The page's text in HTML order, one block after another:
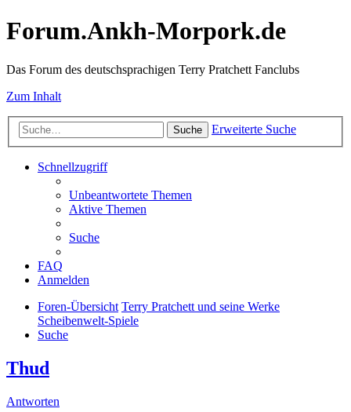
Forum.Ankh-Morpork.de
Das Forum des deutschsprachigen Terry Pratchett Fanclubs
Zum Inhalt
Suche Erweiterte Suche
Schnellzugriff
Unbeantwortete Themen
Aktive Themen
Suche
FAQ
Anmelden
Foren-Übersicht Terry Pratchett und seine Werke
Scheibenwelt-Spiele
Suche
Thud
Antworten